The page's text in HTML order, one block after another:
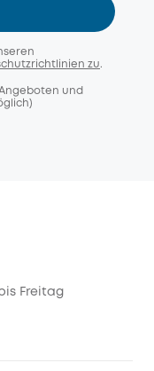
zu.
und
Freitag